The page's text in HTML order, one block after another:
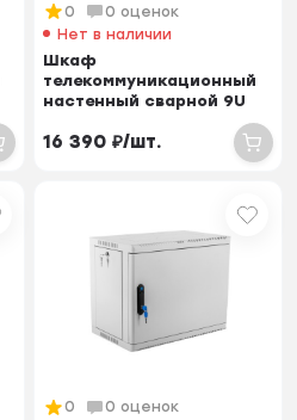
0
0 оценок
Нет в наличии
Шкаф
телекоммуникационный
настенный сварной 9U
стенки, дв...
16 390 ₽/шт.
0
0 оценок